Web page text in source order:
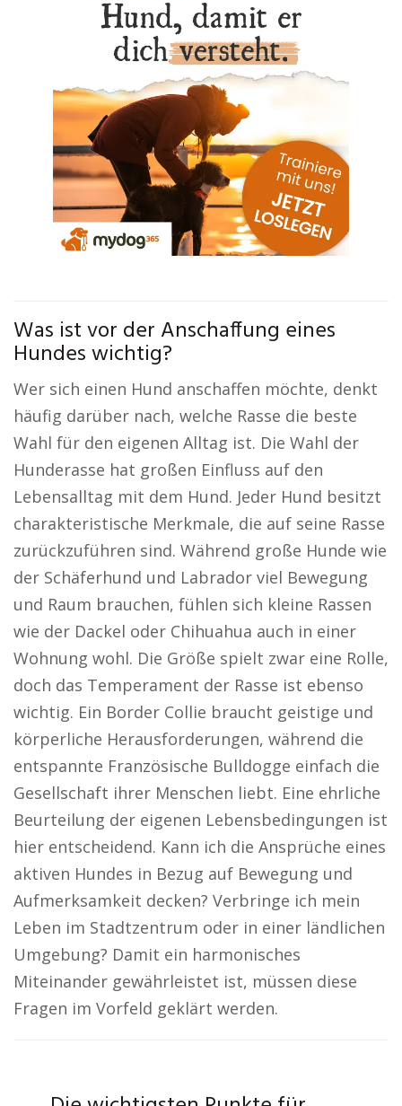
Was ist vor der Anschaffung eines
Hundes wichtig?
Wer sich einen Hund anschaffen möchte, denkt
häufig darüber nach, welche Rasse die beste
Wahl für den eigenen Alltag ist. Die Wahl der
Hunderasse hat großen Einfluss auf den
Lebensalltag mit dem Hund. Jeder Hund besitzt
charakteristische Merkmale, die auf seine Rasse
zurückzuführen sind. Während große Hunde wie
der Schäferhund und Labrador viel Bewegung
und Raum brauchen, fühlen sich kleine Rassen
wie der Dackel oder Chihuahua auch in einer
Wohnung wohl. Die Größe spielt zwar eine Rolle,
doch das Temperament der Rasse ist ebenso
wichtig. Ein Border Collie braucht geistige und
körperliche Herausforderungen, während die
entspannte Französische Bulldogge einfach die
Gesellschaft ihrer Menschen liebt. Eine ehrliche
Beurteilung der eigenen Lebensbedingungen ist
hier entscheidend. Kann ich die Ansprüche eines
aktiven Hundes in Bezug auf Bewegung und
Aufmerksamkeit decken? Verbringe ich mein
Leben im Stadtzentrum oder in einer ländlichen
Umgebung? Damit ein harmonisches
Miteinander gewährleistet ist, müssen diese
Fragen im Vorfeld geklärt werden.